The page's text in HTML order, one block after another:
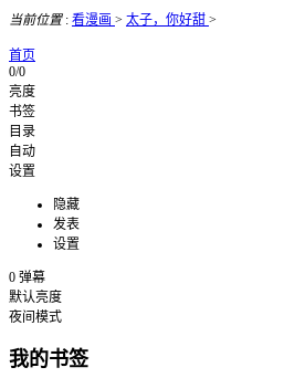
当前位置: 看漫画 > 太子，你好甜 >
首页
0/0
亮度
书签
目录
自动
设置
隐藏
发表
设置
0 弹幕
默认亮度
夜间模式
我的书签